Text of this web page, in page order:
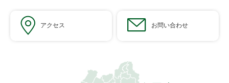
アクセス お問い合わせ